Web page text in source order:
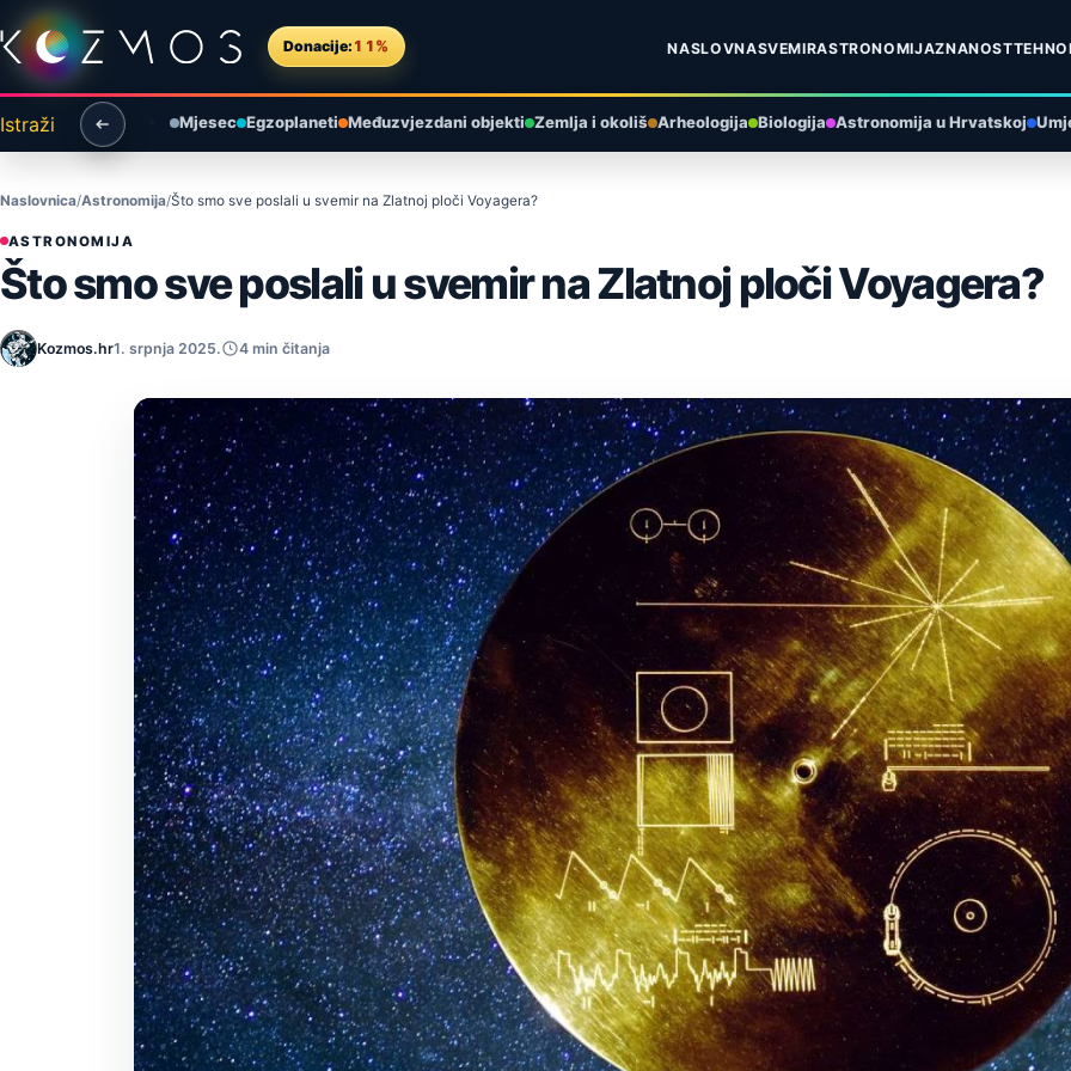
Preskoči na sadržaj
Donacije: 11% NASLOVNASVEMIRASTRONOMIJAZNANOST
Istraži Mjesec Egzoplaneti Međuzvjezdani objekti Zemlja i okoliš Arheologija Biologija Astronomija u Hrvatskoj
Naslovnica Astronomija Što smo sve poslali u svemir na Zlatnoj ploči Voyagera?
ASTRONOMIJA
Što smo sve poslali u svemir na Zlatnoj ploči Voyagera?
Kozmos.hr1. srpnja 2025. 4 min čitanja